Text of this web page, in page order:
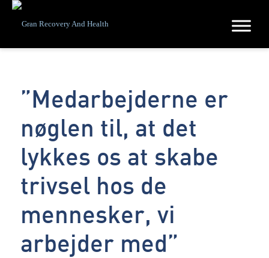
”Medarbejderne er
nøglen til, at det
lykkes os at skabe
trivsel hos de
mennesker, vi
arbejder med”